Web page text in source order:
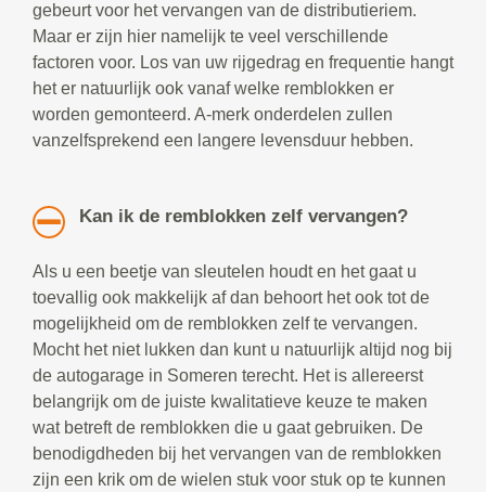
gebeurt voor het vervangen van de distributieriem.
Maar er zijn hier namelijk te veel verschillende
factoren voor. Los van uw rijgedrag en frequentie hangt
het er natuurlijk ook vanaf welke remblokken er
worden gemonteerd. A-merk onderdelen zullen
vanzelfsprekend een langere levensduur hebben.
Kan ik de remblokken zelf vervangen?
Als u een beetje van sleutelen houdt en het gaat u
toevallig ook makkelijk af dan behoort het ook tot de
mogelijkheid om de remblokken zelf te vervangen.
Mocht het niet lukken dan kunt u natuurlijk altijd nog bij
de autogarage in Someren terecht. Het is allereerst
belangrijk om de juiste kwalitatieve keuze te maken
wat betreft de remblokken die u gaat gebruiken. De
benodigdheden bij het vervangen van de remblokken
zijn een krik om de wielen stuk voor stuk op te kunnen